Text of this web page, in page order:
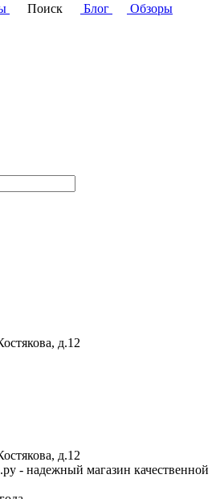
Поиск Блог
Обзоры
д.12
д.12
- надежный магазин качественной